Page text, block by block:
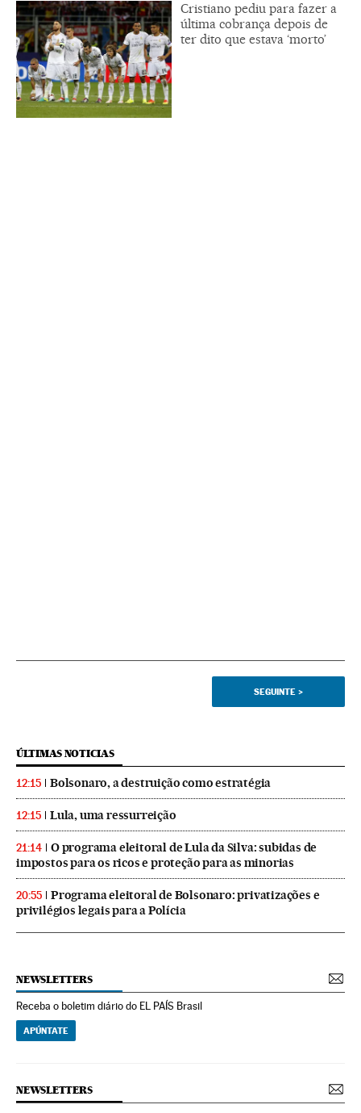
Cristiano pediu para fazer a
última cobrança depois de
ter dito que estava ‘morto’
SEGUINTE >
ÚLTIMAS NOTICIAS
12:15 Bolsonaro, a destruição como estratégia
12:15 Lula, uma ressurreição
21:14
O programa eleitoral de Lula da Silva: subidas de
impostos para os ricos e proteção para as minorias
20:55
Programa eleitoral de Bolsonaro: privatizações e
privilégios legais para a Polícia
NEWSLETTERS
Receba o boletim diário do EL PAÍS Brasil
APÚNTATE
NEWSLETTERS